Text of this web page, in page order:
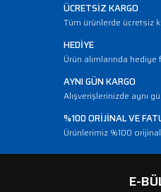
ÜCRETSİZ KARGO
Tüm ürünlerde ücretsiz
HEDİYE
Ürün alımlarında hediye
AYNI GÜN KARGO
Alışverişlerinizde aynı
%100 ORİJİNAL VE
Ürünlerimiz %100
E-